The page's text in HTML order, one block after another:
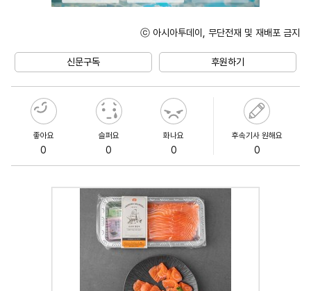
ⓒ 아시아투데이, 무단전재 및 재배포 금지
신문구독 후원하기
좋아요
0
슬퍼요
0
화나요
0
후속기사 원해요
0